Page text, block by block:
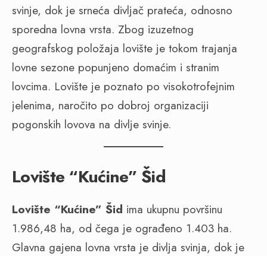
svinje, dok je srneća divljač prateća, odnosno
sporedna lovna vrsta. Zbog izuzetnog
geografskog položaja lovište je tokom trajanja
lovne sezone popunjeno domaćim i stranim
lovcima. Lovište je poznato po visokotrofejnim
jelenima, naročito po dobroj organizaciji
pogonskih lovova na divlje svinje.
Lovište “Kućine” Šid
Lovište “Kućine” Šid ima ukupnu površinu
1.986,48 ha, od čega je ograđeno 1.403 ha.
Glavna gajena lovna vrsta je divlja svinja, dok je